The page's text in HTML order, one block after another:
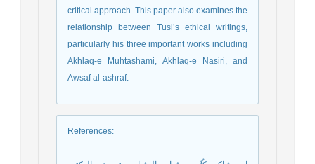
critical approach. This paper also examines the
relationship between Tusi’s ethical writings,
particularly his three important works including
Akhlaq-e Muhtashami, Akhlaq-e Nasiri, and
Awsaf al-ashraf.
References: